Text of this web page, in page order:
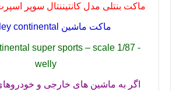
ماکت بنتلی مدل کانتیننتال سوپر اسپرت
ماکت ماشین continental
super sports – scale 1/87 -
welly
اگر به ماشین های خارجی و